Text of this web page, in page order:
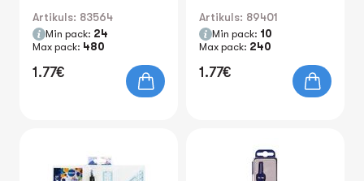
Artikuls: 83564
Min pack: 24
Max pack: 480
1.77€
Artikuls: 89401
Min pack: 10
Max pack: 240
1.77€